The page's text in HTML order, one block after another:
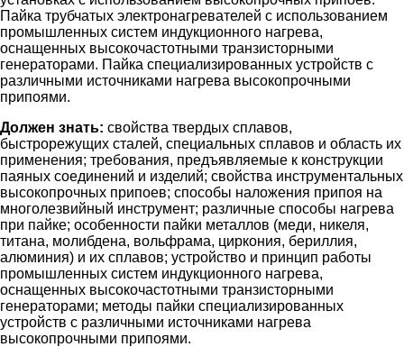
Пайка трубчатых электронагревателей с использованием
промышленных систем индукционного нагрева,
оснащенных высокочастотными транзисторными
генераторами. Пайка специализированных устройств с
различными источниками нагрева высокопрочными
припоями.
Должен знать: свойства твердых сплавов,
быстрорежущих сталей, специальных сплавов и область их
применения; требования, предъявляемые к конструкции
паяных соединений и изделий; свойства инструментальных
высокопрочных припоев; способы наложения припоя на
многолезвийный инструмент; различные способы нагрева
при пайке; особенности пайки металлов (меди, никеля,
титана, молибдена, вольфрама, циркония, бериллия,
алюминия) и их сплавов; устройство и принцип работы
промышленных систем индукционного нагрева,
оснащенных высокочастотными транзисторными
генераторами; методы пайки специализированных
устройств с различными источниками нагрева
высокопрочными припоями.